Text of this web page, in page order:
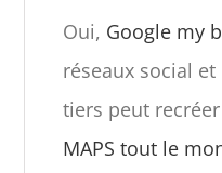
Oui, Google my
réseaux social
tiers peut
MAPS tout le